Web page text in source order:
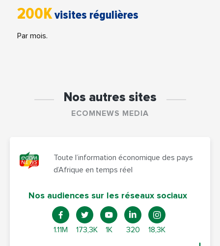
200Kvisites régulières
Par mois.
Nos autres sites
ECOMNEWS MEDIA
Toute l’information économique des pays
d’Afrique en temps réel
Nos audiences sur les réseaux sociaux
1.11M 173,3K 1K 320 18,3K